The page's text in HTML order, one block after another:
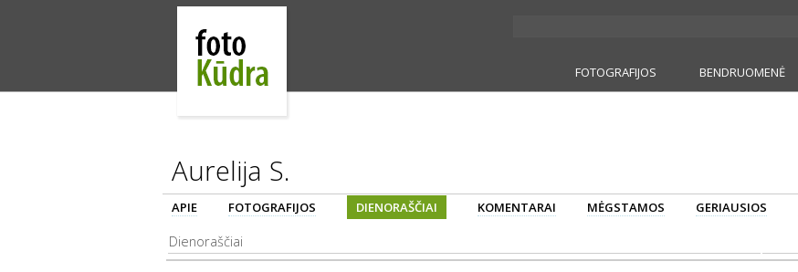
FOTOGRAFIJOS BENDRUOMENĖ
Aurelija S.
APIE FOTOGRAFIJOS DIENORAŠČIAI KOMENTARAI MĖGSTAMOS GERIAUSIOS
Dienoraščiai